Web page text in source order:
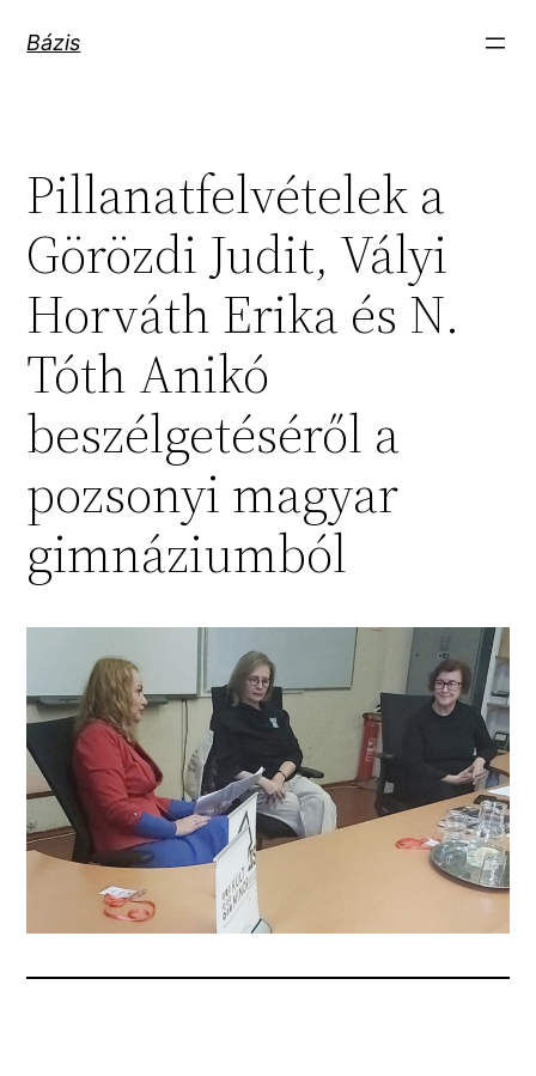
Bázis
Pillanatfelvételek a
Görözdi Judit, Vályi
Horváth Erika és N.
Tóth Anikó
beszélgetéséről a
pozsonyi magyar
gimnáziumból